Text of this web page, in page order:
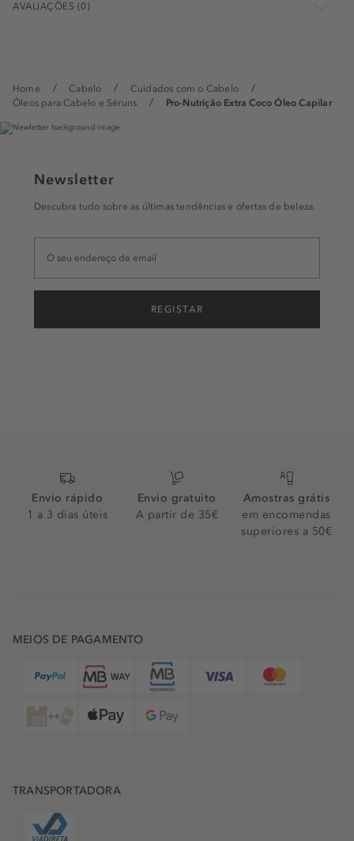
Home Cabelo
Cuidados com o Cabelo
Óleos para Cabelo e Séruns
Pro-Nutrição Extra Coco Óleo Capilar
AVALIAÇÕES (0)
Newsletter
Descubra tudo sobre as últimas tendências e ofertas de beleza.
REGISTAR
Envio rápido
1 a 3 dias úteis
Envio gratuito
A partir de 35€
Amostras grátis
em encomendas
superiores a 50€
MEIOS DE PAGAMENTO
TRANSPORTADORA